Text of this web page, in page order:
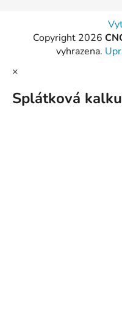
Copyright 2026
vyhrazena.
×
Splátková